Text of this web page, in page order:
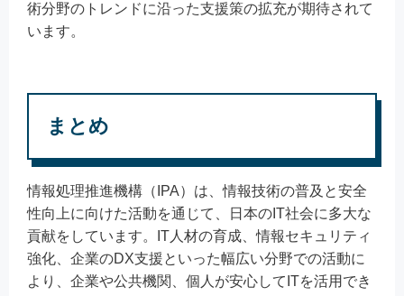
術分野のトレンドに沿った支援策の拡充が期待されて
います。
まとめ
情報処理推進機構（IPA）は、情報技術の普及と安全
性向上に向けた活動を通じて、日本のIT社会に多大な
貢献をしています。IT人材の育成、情報セキュリティ
強化、企業のDX支援といった幅広い分野での活動に
より、企業や公共機関、個人が安心してITを活用でき